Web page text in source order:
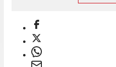
male vedere questo gruppo
tanto e meritavamo di
abbiamo seminato. Oggi è
parlare del mio futuro.